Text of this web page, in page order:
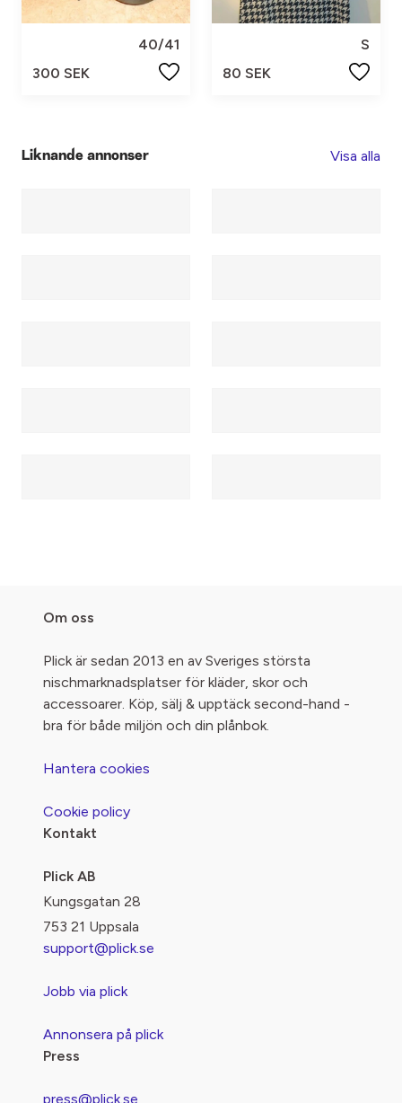
40/41
300 SEK
S
80 SEK
Liknande annonser Visa alla
Om oss
Plick är sedan 2013 en av Sveriges största
nischmarknadsplatser för kläder, skor och
accessoarer. Köp, sälj & upptäck second-hand -
bra för både miljön och din plånbok.
Hantera cookies
Cookie policy
Kontakt
Plick AB
Kungsgatan 28
753 21 Uppsala
support@plick.se
Jobb via plick
Annonsera på plick
Press
press@plick.se